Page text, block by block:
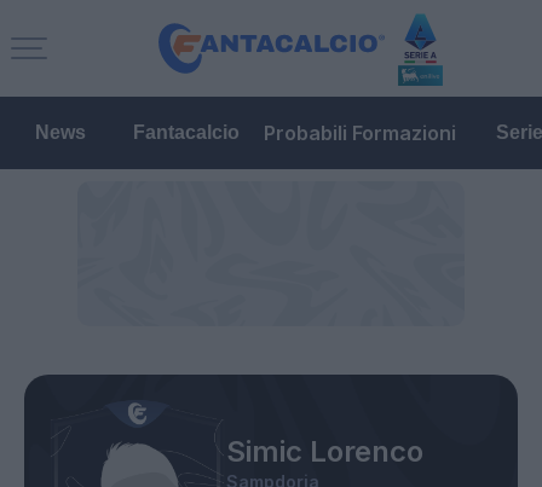
News Fantacalcio Probabili Formazioni
Simic Lorenco
Sampdoria